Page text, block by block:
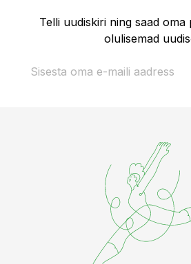
Telli uudiskiri ning saad oma
olulisemad